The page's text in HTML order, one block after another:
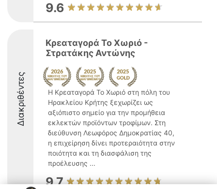
9.6
Διακριθέντες
Κρεαταγορά Το Χωριό -
Στρατάκης Αντώνης
Η Κρεαταγορά Το Χωριό στη πόλη του
Ηρακλείου Κρήτης ξεχωρίζει ως
αξιόπιστο σημείο για την προμήθεια
εκλεκτών προϊόντων τροφίμων. Στη
διεύθυνση Λεωφόρος Δημοκρατίας 40,
η επιχείρηση δίνει προτεραιότητα στην
ποιότητα και τη διασφάλιση της
προέλευσης ...
9.7